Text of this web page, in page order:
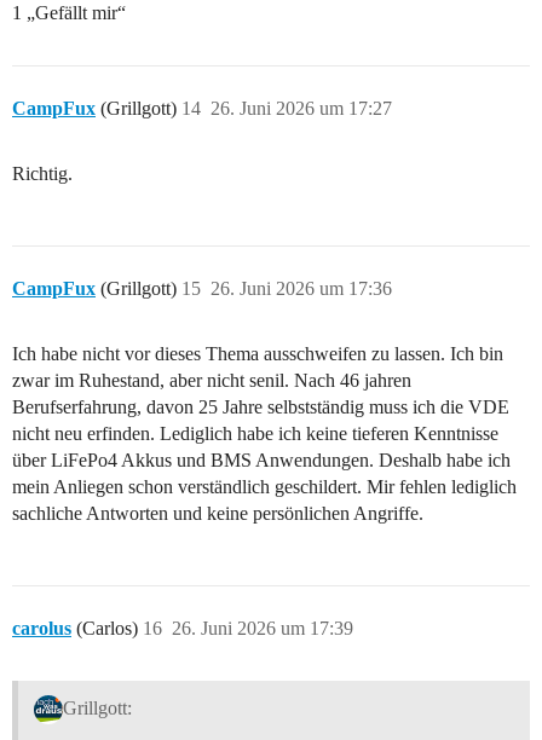
1 „Gefällt mir“
CampFux (Grillgott) 26. Juni 2026 um 17:27
14
Richtig.
CampFux (Grillgott) 26. Juni 2026 um 17:36
15
Ich habe nicht vor dieses Thema ausschweifen zu lassen. Ich bin
zwar im Ruhestand, aber nicht senil. Nach 46 jahren
Berufserfahrung, davon 25 Jahre selbstständig muss ich die VDE
nicht neu erfinden. Lediglich habe ich keine tieferen Kenntnisse
über LiFePo4 Akkus und BMS Anwendungen. Deshalb habe ich
mein Anliegen schon verständlich geschildert. Mir fehlen lediglich
sachliche Antworten und keine persönlichen Angriffe.
carolus (Carlos) 26. Juni 2026 um 17:39
16
Grillgott: